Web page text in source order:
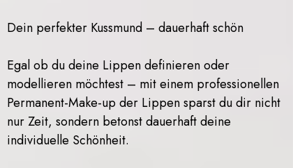
Dein perfekter Kussmund – dauerhaft schön
Egal ob du deine Lippen definieren oder
modellieren möchtest – mit einem professionellen
Permanent-Make-up der Lippen sparst du dir nicht
nur Zeit, sondern betonst dauerhaft deine
individuelle Schönheit.